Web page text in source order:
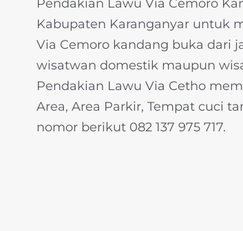
Pendakian Lawu Via Cemoro
Kabupaten Karanganyar untuk
Via Cemoro kandang buka dari
wisatwan domestik maupun
Pendakian Lawu Via Cetho
Area, Area Parkir, Tempat cuci
nomor berikut 082 137 975 717.